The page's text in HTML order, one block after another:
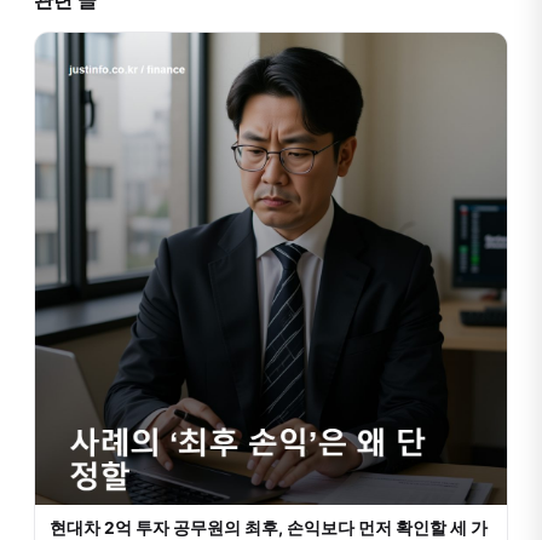
현대차 2억 투자 공무원의 최후, 손익보다 먼저 확인할 세 가